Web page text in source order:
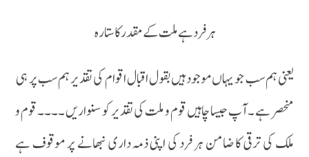
ہر فرد ہے ملت کے مقدر کا ستارہ
یعنی ہم سب جو یہاں موجود ہیں بقول اقبال اقوام کی تقدیر ہم سب پر ہی
منحصر ہے ۔ آپ جیسا چاہیں قوم و ملت کی تقدیر کو سنواریں ۔۔۔۔ قوم و
ملک کی ترقی کا ضامن ہر فرد کی اپنی ذمہ داری نبھانے پر موقوف ہے